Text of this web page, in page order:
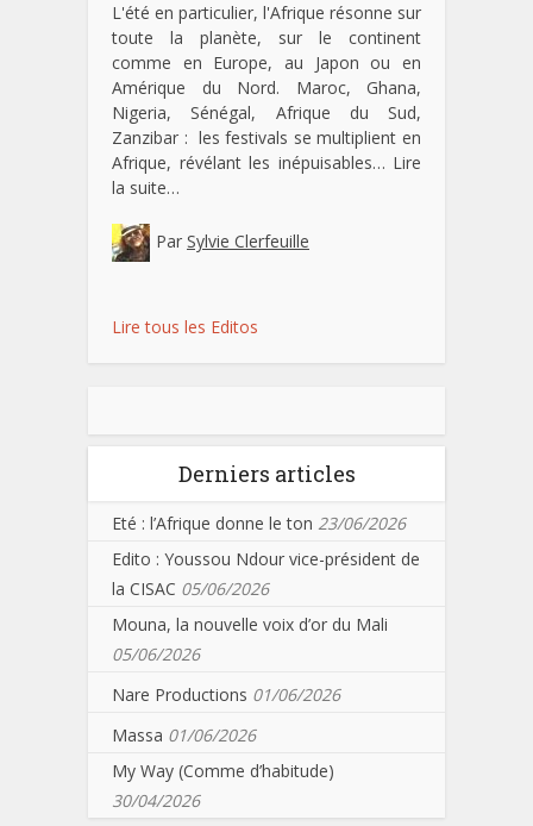
L'été en particulier, l'Afrique résonne sur
toute la planète, sur le continent
comme en Europe, au Japon ou en
Amérique du Nord. Maroc, Ghana,
Nigeria, Sénégal, Afrique du Sud,
Zanzibar : les festivals se multiplient en
Afrique, révélant les inépuisables… Lire
la suite…
Par Sylvie Clerfeuille
Lire tous les Editos
Derniers articles
Eté : l’Afrique donne le ton 23/06/2026
Edito : Youssou Ndour vice-président de
la CISAC 05/06/2026
Mouna, la nouvelle voix d’or du Mali
05/06/2026
Nare Productions 01/06/2026
Massa 01/06/2026
My Way (Comme d’habitude)
30/04/2026